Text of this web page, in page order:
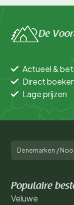
De
Actueel &
Direct
Lage prijzen
Denemarken /
Populaire
Veluwe